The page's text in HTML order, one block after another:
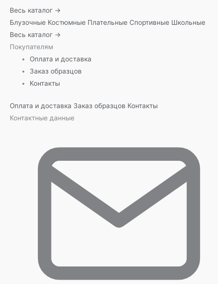
Весь каталог →
Блузочные Костюмные Плательные Спортивные Школьные
Весь каталог →
Покупателям
Оплата и доставка
Заказ образцов
Контакты
Оплата и доставка Заказ образцов Контакты
Контактные данные